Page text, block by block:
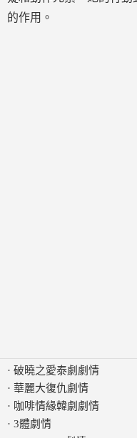
的作用。
· 破曉之愛泰劇劇情
· 華麗大復仇劇情
· 咖啡情緣韓劇劇情
· 3體劇情